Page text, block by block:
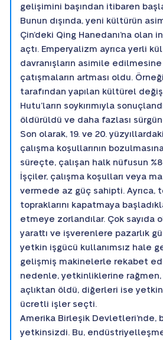
gelişimini başından itibaren
Bunun dışında, yeni kültürün
Çin’deki Qing Hanedanı’na olan
açtı. Emperyalizm ayrıca yerli
davranışların asimile
çatışmaların artması oldu.
tarafından yapılan kültürel
Hutu’ların soykırımıyla
öldürüldü ve daha fazlası
Son olarak, 19. ve 20.
çalışma koşullarının
süreçte, çalışan halk nüfusun
İşçiler, çalışma koşulları veya
vermede az güç sahipti. Ayrıca,
topraklarını kapatmaya
etmeye zorlandılar. Çok sayıda
yarattı ve işverenlere pazarlık
yetkin işgücü kullanımsız hale
gelişmiş makinelerle rekabet
nedenle, yetkinliklerine
açlıktan öldü, diğerleri ise
ücretli işler seçti.
Amerika Birleşik Devletleri’nde,
yetkinsizdi. Bu,